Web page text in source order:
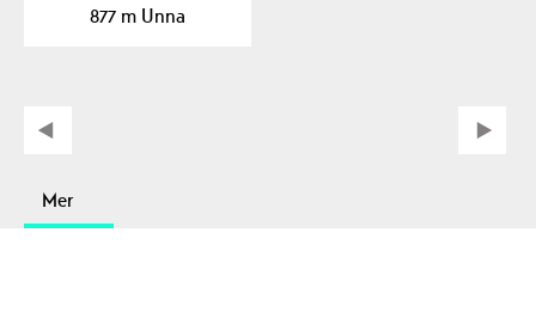
av…
877 m Unna
Mer